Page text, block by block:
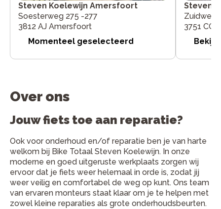
Steven Koelewijn Amersfoort
Soesterweg 275 -277
3812 AJ Amersfoort
Momenteel geselecteerd
Steven
3751 CG
Bekijk
Over ons
Jouw fiets toe aan reparatie?
Ook voor onderhoud en/of reparatie ben je van harte
welkom bij Bike Totaal Steven Koelewijn. In onze
moderne en goed uitgeruste werkplaats zorgen wij
ervoor dat je fiets weer helemaal in orde is, zodat jij
weer veilig en comfortabel de weg op kunt. Ons team
van ervaren monteurs staat klaar om je te helpen met
zowel kleine reparaties als grote onderhoudsbeurten.